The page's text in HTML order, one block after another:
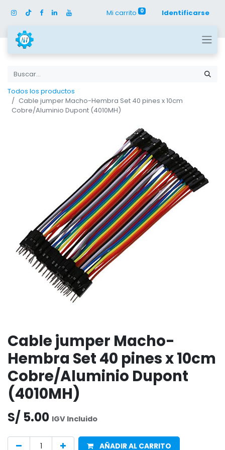
Mi carrito 0 Identificarse
Todos los productos
Cable jumper Macho-Hembra Set 40 pines x 10cm
Cobre/Aluminio Dupont (4010MH)
Cable jumper Macho-
Hembra Set 40 pines x 10cm
Cobre/Aluminio Dupont
(4010MH)
S/ 5.00 IGV Incluido
AÑADIR AL CARRITO